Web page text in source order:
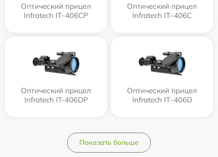
Оптический прицел
Infratech IT–406СP
Оптический прицел
Infratech IT–406С
Оптический прицел
Infratech IT-406DP
Оптический прицел
Infratech IT–406D
Показать больше